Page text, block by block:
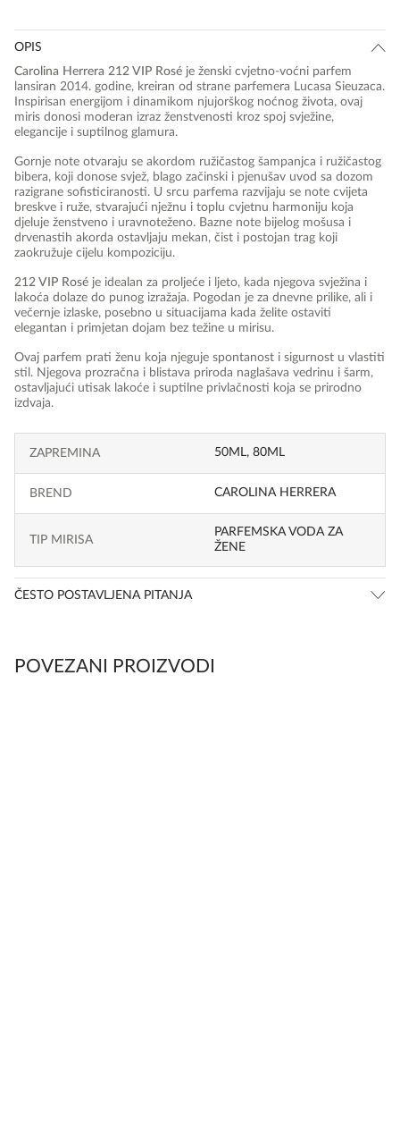
OPIS
Carolina Herrera 212 VIP Rosé je ženski cvjetno-voćni parfem
lansiran 2014. godine, kreiran od strane parfemera Lucasa Sieuzaca.
Inspirisan energijom i dinamikom njujorškog noćnog života, ovaj
miris donosi moderan izraz ženstvenosti kroz spoj svježine,
elegancije i suptilnog glamura.
Gornje note otvaraju se akordom ružičastog šampanjca i ružičastog
bibera, koji donose svjež, blago začinski i pjenušav uvod sa dozom
razigrane sofisticiranosti. U srcu parfema razvijaju se note cvijeta
breskve i ruže, stvarajući nježnu i toplu cvjetnu harmoniju koja
djeluje ženstveno i uravnoteženo. Bazne note bijelog mošusa i
drvenastih akorda ostavljaju mekan, čist i postojan trag koji
zaokružuje cijelu kompoziciju.
212 VIP Rosé je idealan za proljeće i ljeto, kada njegova svježina i
lakoća dolaze do punog izražaja. Pogodan je za dnevne prilike, ali i
večernje izlaske, posebno u situacijama kada želite ostaviti
elegantan i primjetan dojam bez težine u mirisu.
Ovaj parfem prati ženu koja njeguje spontanost i sigurnost u vlastiti
stil. Njegova prozračna i blistava priroda naglašava vedrinu i šarm,
ostavljajući utisak lakoće i suptilne privlačnosti koja se prirodno
izdvaja.
ZAPREMINA 50ML, 80ML
BREND CAROLINA HERRERA
TIP MIRISA
PARFEMSKA VODA ZA
ŽENE
ČESTO POSTAVLJENA PITANJA
POVEZANI PROIZVODI